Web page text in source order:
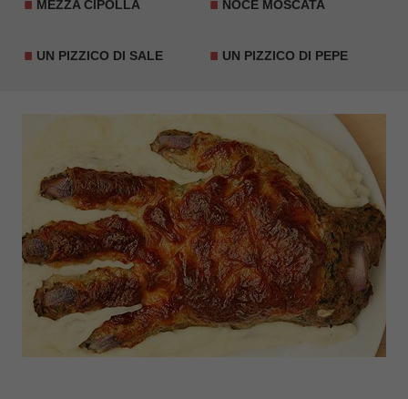
MEZZA CIPOLLA NOCE MOSCATA
UN PIZZICO DI SALE UN PIZZICO DI PEPE